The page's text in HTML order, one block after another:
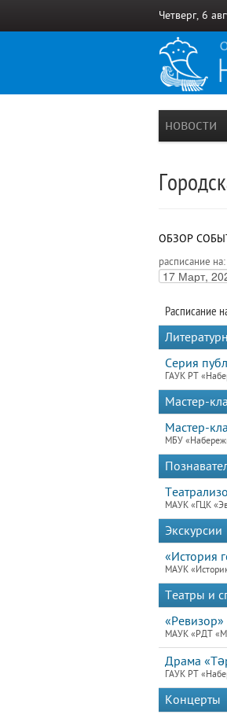
Четверг, 6
новости
ОБЗОР
расписание на:
Расписание
Серия
ГАУК РТ
Мастер-
Мастер-
МБУ
МАУК «ГЦК
Экскурсии
«История
МАУК
Театры и
«Ревизор»
МАУК «РДТ
Драма
ГАУК РТ
Концерты